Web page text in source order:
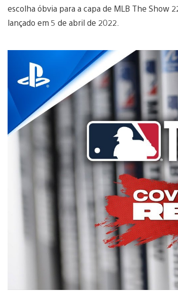
escolha óbvia para a capa de MLB The Show
lançado em 5 de abril de 2022.